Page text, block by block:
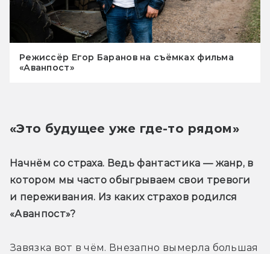
Режиссёр Егор Баранов на съёмках фильма
«Аванпост»
«Это будущее уже где-то рядом»
Начнём со страха. Ведь фантастика — жанр, в
котором мы часто обыгрываем свои тревоги
и переживания. Из каких страхов родился
«Аванпост»?
Завязка вот в чём. Внезапно вымерла большая